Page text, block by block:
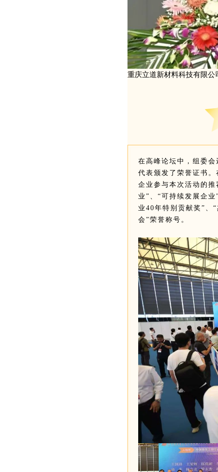
重庆立道新材料科技有限
在高峰论坛中，组委
代表颁发了荣誉证书
企业参与本次活动的
业”、“可持续发展企
业40年特别贡献奖”、
会”荣誉称号。